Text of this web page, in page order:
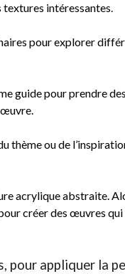
textures intéressantes.
pour explorer
guide pour prendre
œuvre.
thème ou de
acrylique abstraite.
créer des œuvres
pour appliquer la